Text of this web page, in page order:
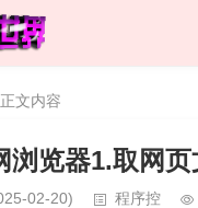
文内容
浏览器1.取网
02-20) 程序控